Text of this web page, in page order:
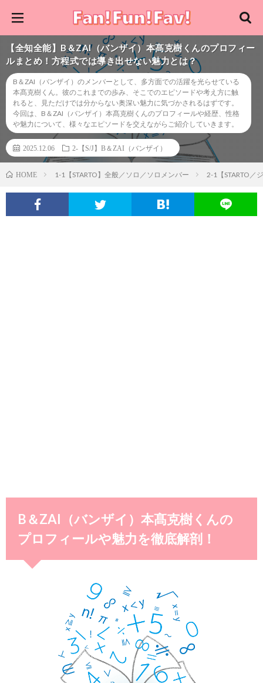
【全知全能】B＆ZAI（バンザイ）本髙克樹くんのプロフィー
ルまとめ！方程式では導き出せない魅力とは？
B＆ZAI（バンザイ）のメンバーとして、多方面での活躍を光らせている
本髙克樹くん。彼のこれまでの歩み、そこでのエピソードや考え方に触
れると、見ただけでは分からない奥深い魅力に気づかされるはずです。
今回は、B＆ZAI（バンザイ）本髙克樹くんのプロフィールや経歴、性格
や魅力について、様々なエピソードを交えながらご紹介していきます。
2025.12.06 2-【S/J】B＆ZAI（バンザイ）
HOME 1-1【STARTO】全般／ソロ／ソロメンバー 2-1【STARTO／
B＆ZAI（バンザイ）本髙克樹くんの
プロフィールや魅力を徹底解剖！